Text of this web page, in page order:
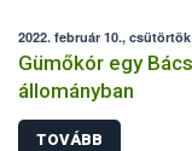
2022. február 10., csütörtök
Gümőkór egy
állományban
TOVÁBB